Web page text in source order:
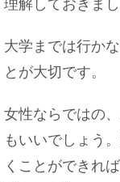
理解しておきまし
大学までは行か
とが大切です。
女性ならではの
もいいでしょう
くことができれ